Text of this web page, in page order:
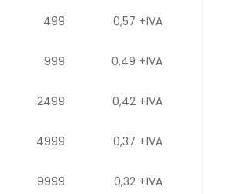
499 0,57 +IVA
999 0,49 +IVA
2499 0,42 +IVA
4999 0,37 +IVA
9999 0,32 +IVA